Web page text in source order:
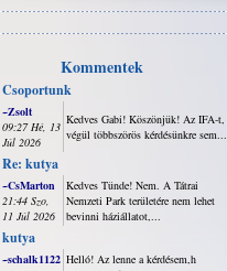
Kommentek
Csoportunk
~Zsolt
09:27 Hé, 13
Júl 2026
Kedves Gabi! Köszönjük! Az IFA-t,
végül többszörös kérdésünkre sem...
Re: kutya
~CsMarton
21:44 Szo,
11 Júl 2026
Kedves Tünde! Nem. A Tátrai
Nemzeti Park területére nem lehet
bevinni háziállatot,...
kutya
~schalk1122 Helló! Az lenne a kérdésem,h